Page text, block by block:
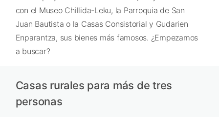
con el Museo Chillida-Leku, la Parroquia de San
Juan Bautista o la Casas Consistorial y Gudarien
Enparantza, sus bienes más famosos. ¿Empezamos
a buscar?
Casas rurales para más de tres
personas